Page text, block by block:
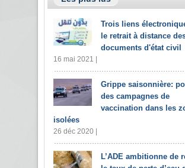
Trois liens
le retrait à distance
documents d'état civil
16 mai 2021 |
Grippe saisonnière:
des campagnes de
vaccination dans les
isolées
26 déc 2020 |
L’ADE ambitionne de